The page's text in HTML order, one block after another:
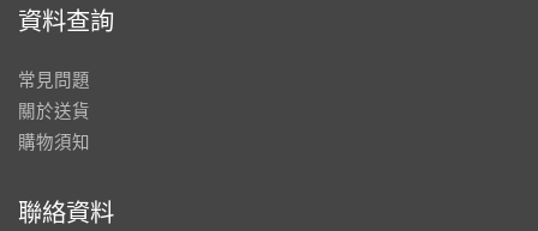
資料查詢
常見問題
關於送貨
購物須知
聯絡資料